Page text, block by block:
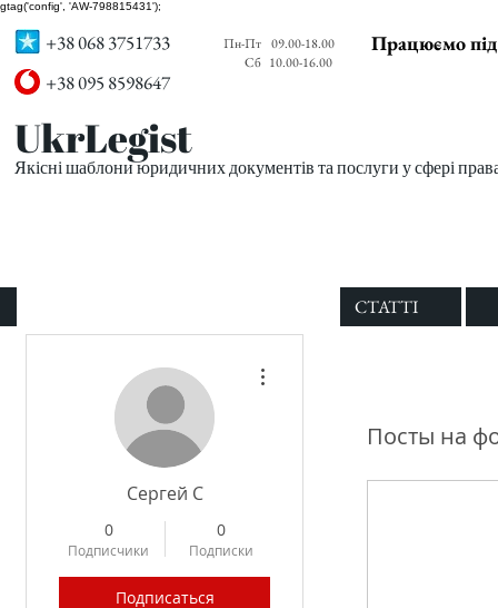
gtag('config', 'AW-798815431');
+38 068 3751733
+38 095 8598647
Пн-Пт
Сб
09.00-18.00
10.00-16.00
Працюємо
UkrLegist
Якісні шаблони юридичних документів та послуги у сфері
СТАТТІ
Сергей С
0
Подписчики
0
Подписки
Подписаться
Посты на